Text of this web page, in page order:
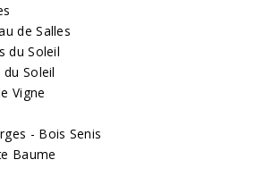
de Salles
du Soleil
Soleil
Vigne
- Bois Senis
Baume